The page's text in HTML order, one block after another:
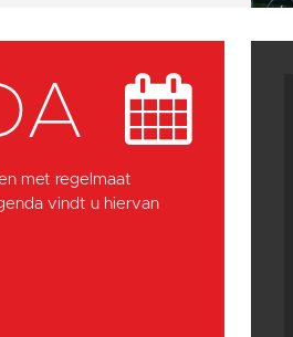
met regelmaat
vindt u hiervan